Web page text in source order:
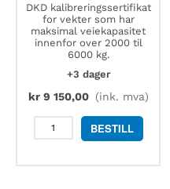
DKD kalibreringssertifikat
for vekter som har
maksimal veiekapasitet
innenfor over 2000 til
6000 kg.
+3 dager
kr9 150,00 (ink. mva)
Kern
963-
BESTILL